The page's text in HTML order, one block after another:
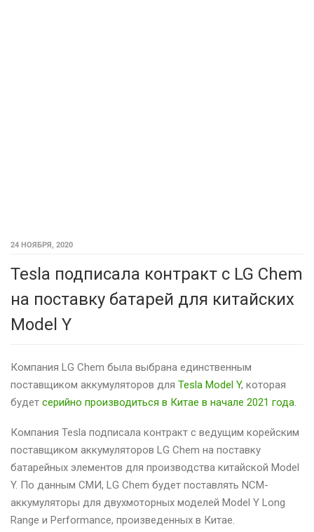
24 НОЯБРЯ, 2020
Tesla подписала контракт с LG Chem
на поставку батарей для китайских
Model Y
Компания LG Chem была выбрана единственным
поставщиком аккумуляторов для Tesla Model Y, которая
будет серийно производиться в Китае в начале 2021 года.
Компания Tesla подписала контракт с ведущим корейским
поставщиком аккумуляторов LG Chem на поставку
батарейных элементов для производства китайской Model
Y. По данным СМИ, LG Chem будет поставлять NCM-
аккумуляторы для двухмоторных моделей Model Y Long
Range и Performance, произведенных в Китае.